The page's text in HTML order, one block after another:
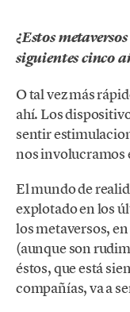
¿Estos
siguientes cinco
O tal vez más
ahí. Los
sentir
nos involucramos
El mundo de
explotado en los
los metaversos,
(aunque son
éstos, que está
compañías, va a